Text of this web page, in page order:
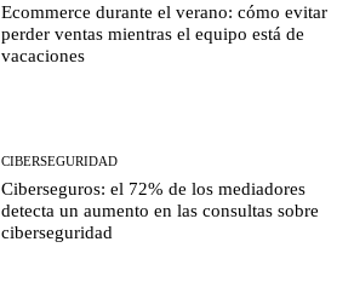
Ecommerce durante el verano: cómo evitar
perder ventas mientras el equipo está de
vacaciones
CIBERSEGURIDAD
Ciberseguros: el 72% de los mediadores
detecta un aumento en las consultas sobre
ciberseguridad